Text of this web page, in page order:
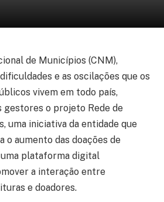
de Municípios (CNM),
e as oscilações que os
vivem em todo país,
gestores o projeto Rede de
uma iniciativa da entidade que
o aumento das doações de
plataforma digital
a interação entre
e doadores.